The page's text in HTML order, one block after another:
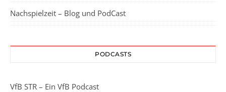
Nachspielzeit – Blog und PodCast
PODCASTS
VfB STR – Ein VfB Podcast